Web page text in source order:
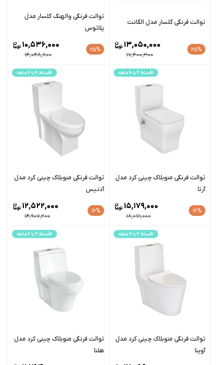
توالت فرنگی گلسار مدل الگانت
25%
17,400,300
13,050,000
توالت فرنگی والهنگ گلسار مدل
پلاتوس
25%
14,048,800
10,536,000
توالت فرنگی منوبلاک چینی کرد مدل
آرتا
16%
18,071,000
15,179,000
توالت فرنگی منوبلاک چینی کرد مدل
آدنیس
16%
14,907,200
12,522,000
توالت فرنگی منوبلاک چینی کرد مدل
آوینا
توالت فرنگی منوبلاک چینی کرد مدل
هلنا